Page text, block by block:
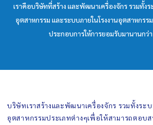
เราคือบริษัทที่สร้าง และพัฒนาเครื่องจักร รวมทั้ง
อุตสาหกรรม และระบบภายในโรงงานอุตสาหกร
ประกอบการให้การยอมรับมานานกว่
บริษัทเราสร้างและพัฒนาเครื่องจักร รวมทั้งระ
อุตสาหกรรมประเภทต่างๆเพื่อให้สามารถตอบ